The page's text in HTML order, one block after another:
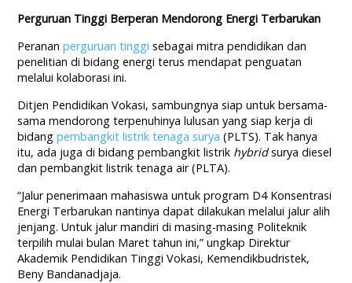
Perguruan Tinggi Berperan Mendorong Energi Terbarukan
Perananperguruan tinggi sebagai mitra pendidikan dan
penelitian di bidang energi terus mendapat penguatan
melalui kolaborasi ini.
Ditjen Pendidikan Vokasi, sambungnya siap untuk bersama-
sama mendorong terpenuhinya lulusan yang siap kerja di
bidangpembangkit listrik tenaga surya (PLTS). Tak hanya
itu, ada juga di bidang pembangkit listrik hybridsurya diesel
dan pembangkit listrik tenaga air (PLTA).
“Jalur penerimaan mahasiswa untuk program D4 Konsentrasi
Energi Terbarukan nantinya dapat dilakukan melalui jalur alih
jenjang. Untuk jalur mandiri di masing-masing Politeknik
terpilih mulai bulan Maret tahun ini,” ungkap Direktur
Akademik Pendidikan Tinggi Vokasi, Kemendikbudristek,
Beny Bandanadjaja.